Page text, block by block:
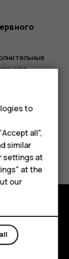
to
all",
similar
settings at
at the
our